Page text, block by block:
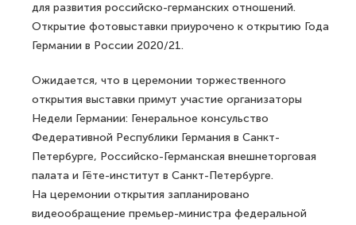
для развития российско-германских отношений.
Открытие фотовыставки приурочено к открытию Года
Германии в России 2020/21.
Ожидается, что в церемонии торжественного
открытия выставки примут участие организаторы
Недели Германии: Генеральное консульство
Федеративной Республики Германия в Санкт-
Петербурге, Российско-Германская внешнеторговая
палата и Гёте-институт в Санкт-Петербурге.
На церемонии открытия запланировано
видеообращение премьер-министра федеральной